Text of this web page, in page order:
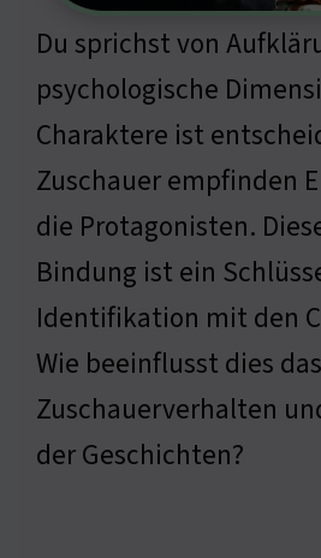
Du sprichst von
psychologische
Charaktere ist
Zuschauer empfinden
die Protagonisten.
Bindung ist ein
Identifikation mit den
Wie beeinflusst dies das
Zuschauerverhalten
der Geschichten?